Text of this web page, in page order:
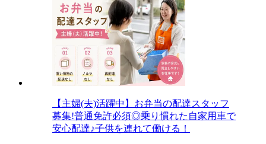
【主婦(夫)活躍中】お弁当の配達スタッフ
募集!普通免許必須◎乗り慣れた自家用車で
安心配達♪子供を連れて働ける！